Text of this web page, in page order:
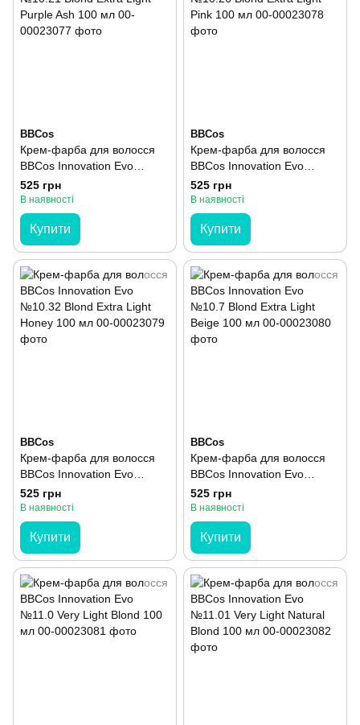
BBCos
Крем-фарба для волосся
BBCos Innovation Evo
№10.21 Blond Extra Light
Purple Ash 100 мл
525 грн
В наявності
Купити
BBCos
Крем-фарба для волосся
BBCos Innovation Evo
№10.26 Blond Extra Light
Pink 100 мл
525 грн
В наявності
Купити
BBCos
Крем-фарба для волосся
BBCos Innovation Evo
№10.32 Blond Extra Light
Honey 100 мл
525 грн
В наявності
Купити
BBCos
Крем-фарба для волосся
BBCos Innovation Evo
№10.7 Blond Extra Light
Beige 100 мл
525 грн
В наявності
Купити